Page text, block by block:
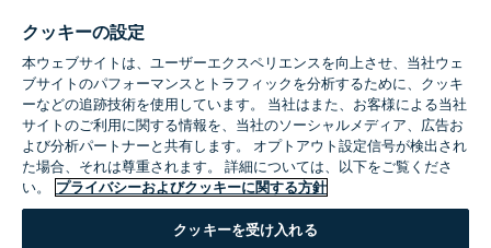
本広告は、タイムシェア期間の販売勧誘の目的で使用さ
れています。
取得した氏名および住所は、タイムシェア期間の販売勧誘の目的で使
用されます。 オファーの条件に関する詳細は、スポンサーから提供さ
れるオファープランに記載されています。
Equal Housing Opportunity
The Marriott Vacation Clubsについて|プライバシーおよびクッキーに
クッキーの設定
本ウェブサイトは、ユーザーエクスペリエンスを向上させ、当社ウェ
ブサイトのパフォーマンスとトラフィックを分析するために、クッキ
ーなどの追跡技術を使用しています。 当社はまた、お客様による当社
サイトのご利用に関する情報を、当社のソーシャルメディア、広告お
よび分析パートナーと共有します。 オプトアウト設定信号が検出され
た場合、それは尊重されます。 詳細については、以下をご覧くださ
い。
プライバシーおよびクッキーに関する方針
クッキーを受け入れる